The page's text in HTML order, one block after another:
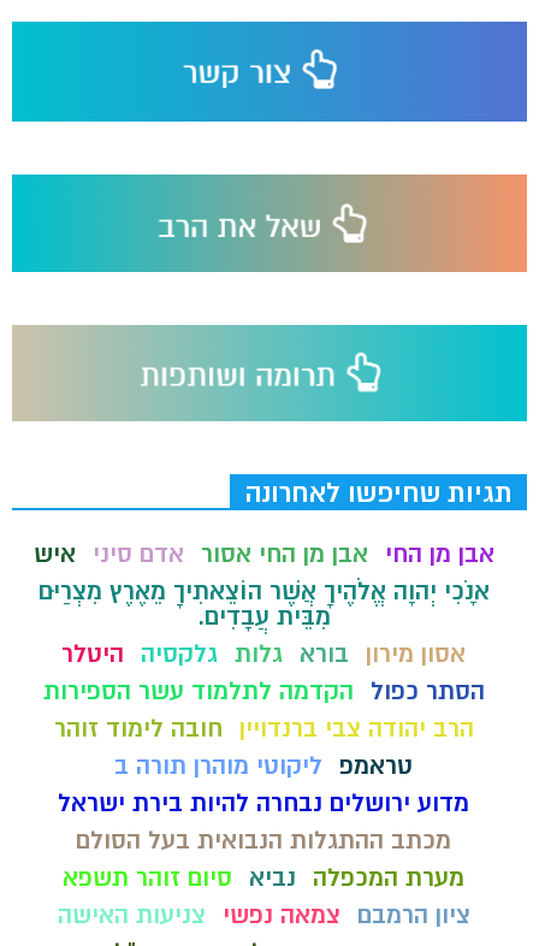
תגיות שחיפשו לאחרונה
אבן מן החי אבן מן החי אסור אדם סיני
איש
אָנֹכִי יְהוָה אֱלֹהֶיךָ אֲשֶׁר הוֹצֵאתִיךָ מֵאֶרֶץ מִצְרַיִם
מִבֵּית עֲבָדִים.
אסון מירון
בורא גלות גלקסיה
היטלר
הסתר כפול
הקדמה לתלמוד עשר הספירות
הרב יהודה צבי ברנדויין
חובה לימוד זוהר
טראמפ
ליקוטי מוהרן תורה ב
מדוע ירושלים נבחרה להיות בירת ישראל
מכתב ההתגלות הנבואית בעל הסולם
מערת המכפלה
נביא
סיום זוהר תשפא
ציון הרמבם
צמאה נפשי
צניעות האישה